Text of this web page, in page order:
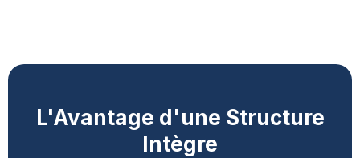
L'Avantage d'une Structure
Intègre